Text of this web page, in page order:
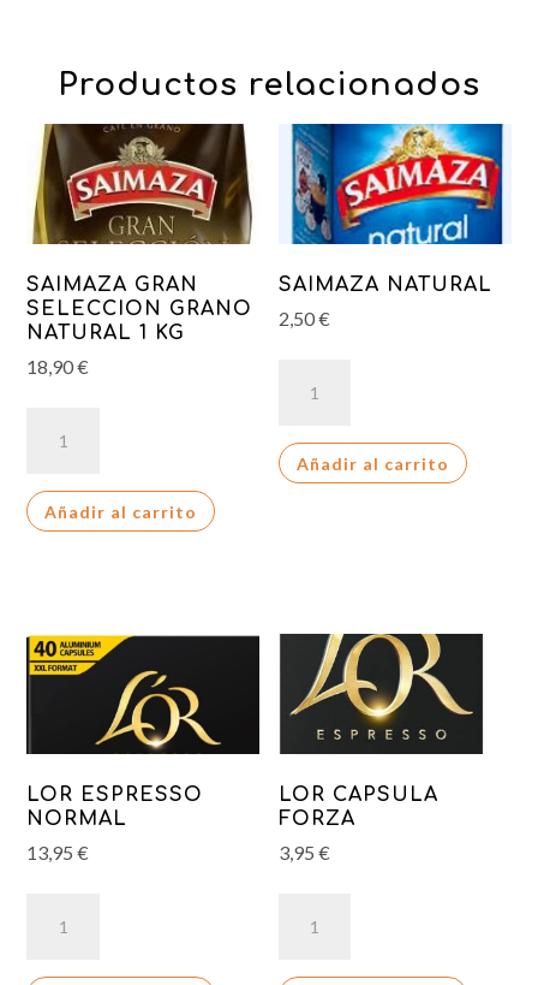
Productos relacionados
SAIMAZA GRAN
SELECCION GRANO
NATURAL 1 KG
18,90€
GRAN
GRANO
cantidad
Añadir al carrito
SAIMAZA NATURAL
2,50€
NATURAL
Añadir al carrito
LOR ESPRESSO
NORMAL
13,95€
ESPRESSO
LOR CAPSULA
FORZA
3,95€
CAPSULA